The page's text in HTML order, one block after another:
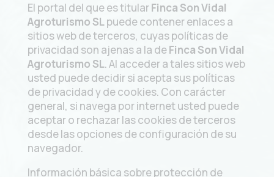
El portal del que es titularFinca Son Vidal
Agroturismo SLpuede contener enlaces a
sitios web de terceros, cuyas políticas de
privacidad son ajenas a la deFinca Son Vidal
Agroturismo SL. Al acceder a tales sitios web
usted puede decidir si acepta sus políticas
de privacidad y de cookies. Con carácter
general, si navega por internet usted puede
aceptar o rechazar las cookies de terceros
desde las opciones de configuración de su
navegador.
Información básica sobre protección de